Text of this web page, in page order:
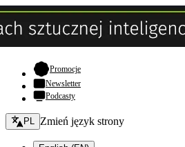
Promocje- otwiera się w nowej karcie
Newsletter
Podcasty
Zmień język - bieżący:
PL Zmień język strony